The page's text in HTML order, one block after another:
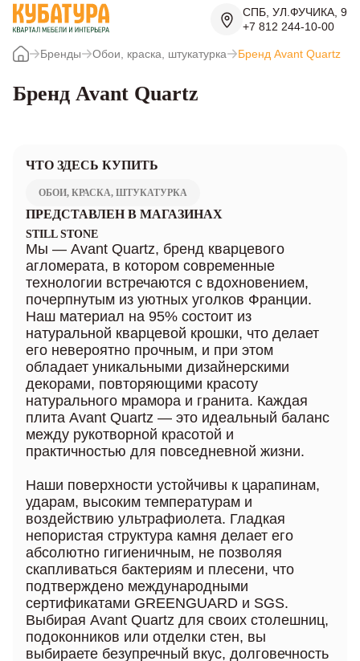
СПБ, УЛ.ФУЧИКА, 9
+7 812 244-10-00
Бренды Обои, краска, штукатурка Бренд Avant Quartz
Бренд Avant Quartz
ЧТО ЗДЕСЬ КУПИТЬ
ОБОИ, КРАСКА, ШТУКАТУРКА
ПРЕДСТАВЛЕН В МАГАЗИНАХ
STILL STONE
Мы — Avant Quartz, бренд кварцевого
агломерата, в котором современные
технологии встречаются с вдохновением,
почерпнутым из уютных уголков Франции.
Наш материал на 95% состоит из
натуральной кварцевой крошки, что делает
его невероятно прочным, и при этом
обладает уникальными дизайнерскими
декорами, повторяющими красоту
натурального мрамора и гранита. Каждая
плита Avant Quartz — это идеальный баланс
между рукотворной красотой и
практичностью для повседневной жизни.
Наши поверхности устойчивы к царапинам,
ударам, высоким температурам и
воздействию ультрафиолета. Гладкая
непористая структура камня делает его
абсолютно гигиеничным, не позволяя
скапливаться бактериям и плесени, что
подтверждено международными
сертификатами GREENGUARD и SGS.
Выбирая Avant Quartz для своих столешниц,
подоконников или отделки стен, вы
выбираете безупречный вкус, долговечность